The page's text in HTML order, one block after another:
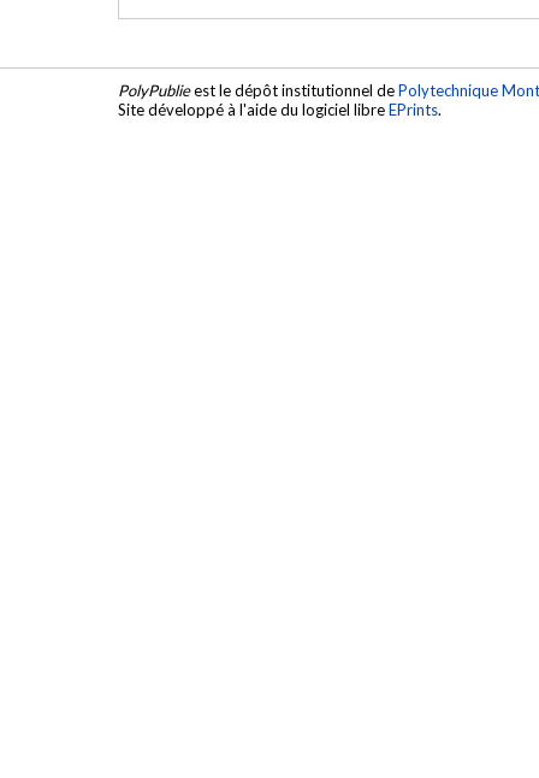
PolyPublieest le dépôt institutionnel dePolytechnique
Site développé à l'aide du logiciel libreEPrints.